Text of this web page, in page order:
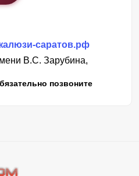
саратов.рф
В.С. Зарубина,
позвоните